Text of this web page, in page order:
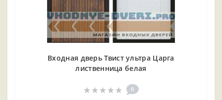
Входная дверь Твист ультра Царга
лиственница белая
0